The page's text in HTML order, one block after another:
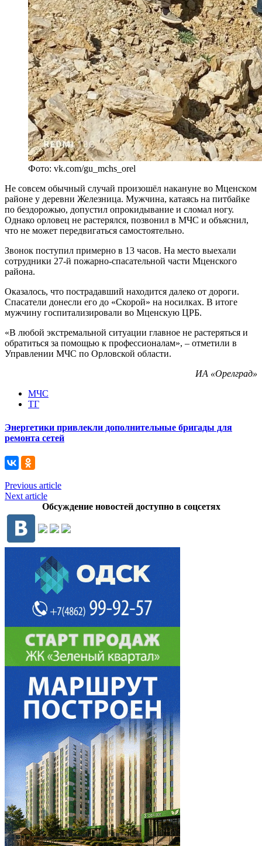
Фото: vk.com/gu_mchs_orel
Не совсем обычный случай произошёл накануне во Мценском
районе у деревни Железница. Мужчина, катаясь на питбайке
по бездорожью, допустил опрокидывание и сломал ногу.
Однако орловец не растерялся, позвонил в МЧС и объяснил,
что не может передвигаться самостоятельно.
Звонок поступил примерно в 13 часов. На место выехали
сотрудники 27-й пожарно-спасательной части Мценского
района.
Оказалось, что пострадавший находится далеко от дороги.
Спасатели донесли его до «Скорой» на носилках. В итоге
мужчину госпитализировали во Мценскую ЦРБ.
«В любой экстремальной ситуации главное не растеряться и
обратиться за помощью к профессионалам», – отметили в
Управлении МЧС по Орловской области.
ИА «Орелград»
МЧС
ТГ
Энергетики привлекли дополнительные бригады для
ремонта сетей
Previous article
Next article
Обсуждение новостей доступно в соцсетях